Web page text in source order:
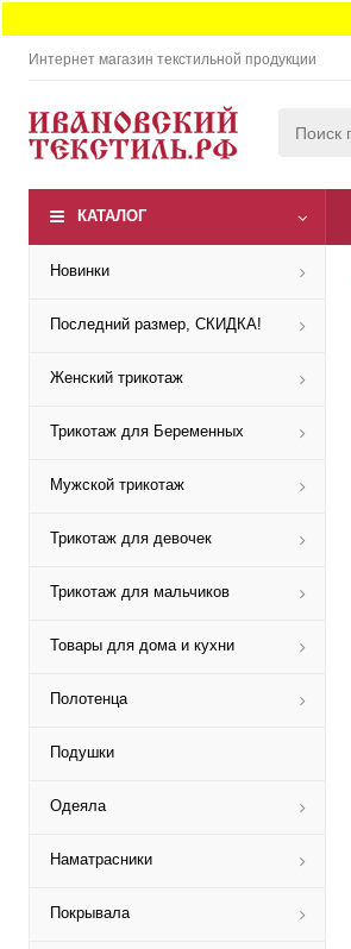
Интернет магазин текстильной продукции
КАТАЛОГ
Новинки
Последний размер, СКИДКА!
Женский трикотаж
Трикотаж для Беременных
Мужской трикотаж
Трикотаж для девочек
Трикотаж для мальчиков
Товары для дома и кухни
Полотенца
Подушки
Одеяла
Наматрасники
Покрывала